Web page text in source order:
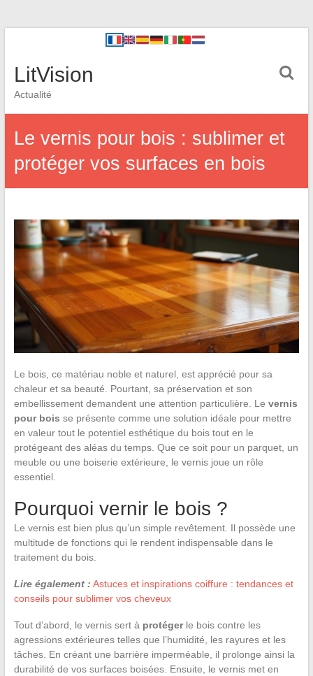
LitVision
Actualité
Le vernis pour bois : sublimer et
protéger vos surfaces en bois
Le bois, ce matériau noble et naturel, est apprécié pour sa
chaleur et sa beauté. Pourtant, sa préservation et son
embellissement demandent une attention particulière. Le vernis
pour bois se présente comme une solution idéale pour mettre
en valeur tout le potentiel esthétique du bois tout en le
protégeant des aléas du temps. Que ce soit pour un parquet, un
meuble ou une boiserie extérieure, le vernis joue un rôle
essentiel.
Pourquoi vernir le bois ?
Le vernis est bien plus qu’un simple revêtement. Il possède une
multitude de fonctions qui le rendent indispensable dans le
traitement du bois.
Lire également : Astuces et inspirations coiffure : tendances et
conseils pour sublimer vos cheveux
Tout d’abord, le vernis sert à protégerle bois contre les
agressions extérieures telles que l’humidité, les rayures et les
tâches. En créant une barrière imperméable, il prolonge ainsi la
durabilité de vos surfaces boisées. Ensuite, le vernis met en